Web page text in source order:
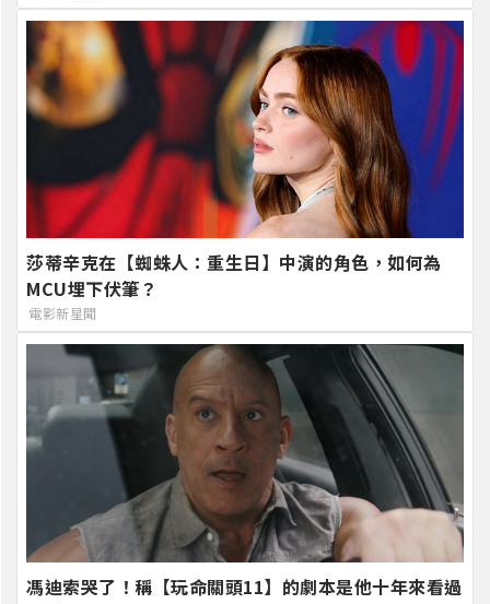
莎蒂辛克在【蜘蛛人：重生日】中演的角色，如何為
MCU埋下伏筆？
電影新星聞
馮迪索哭了！稱【玩命關頭11】的劇本是他十年來看過